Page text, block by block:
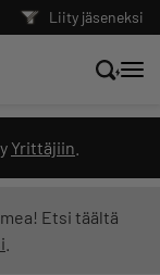
Liity jäseneksi
Yrittäjiin
Etsi täältä